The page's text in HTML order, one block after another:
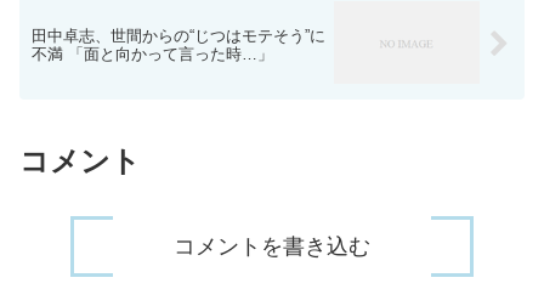
田中卓志、世間からの“じつはモテそう”に
不満 「面と向かって言った時…」
コメント
コメントを書き込む